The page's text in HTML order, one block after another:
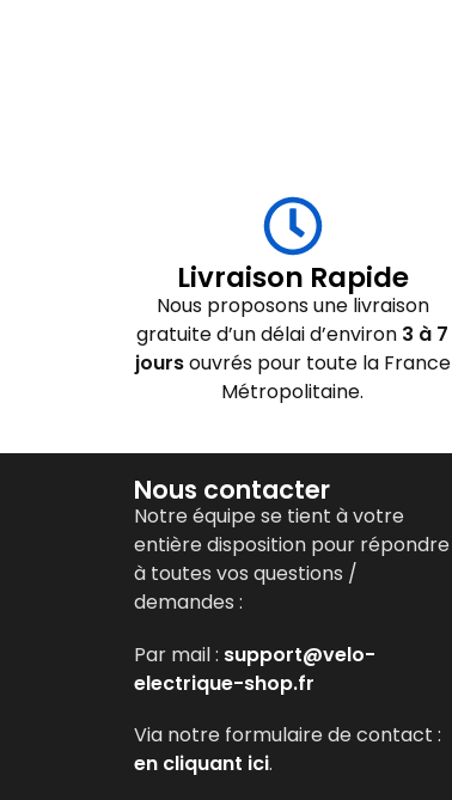
Livraison Rapide
Nous proposons une livraison
gratuite d’un délai d’environ 3 à 7
joursouvrés pour toute la France
Métropolitaine.
Nous contacter
Notre équipe se tient à votre
entière disposition pour répondre
à toutes vos questions /
demandes :
Par mail : support@velo-
electrique-shop.fr
Via notre formulaire de contact :
en cliquant ici.